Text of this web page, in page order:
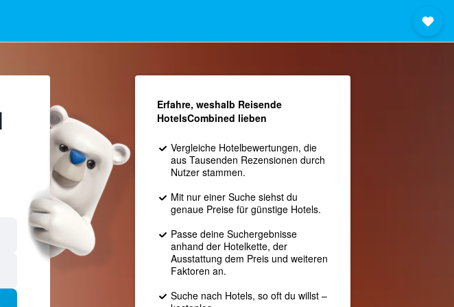
Erfahre, weshalb Reisende
HotelsCombined lieben
Vergleiche Hotelbewertungen, die
aus Tausenden Rezensionen durch
Nutzer stammen.
Mit nur einer Suche siehst du
genaue Preise für günstige Hotels.
Passe deine Suchergebnisse
anhand der Hotelkette, der
Ausstattung dem Preis und weiteren
Faktoren an.
Suche nach Hotels, so oft du willst –